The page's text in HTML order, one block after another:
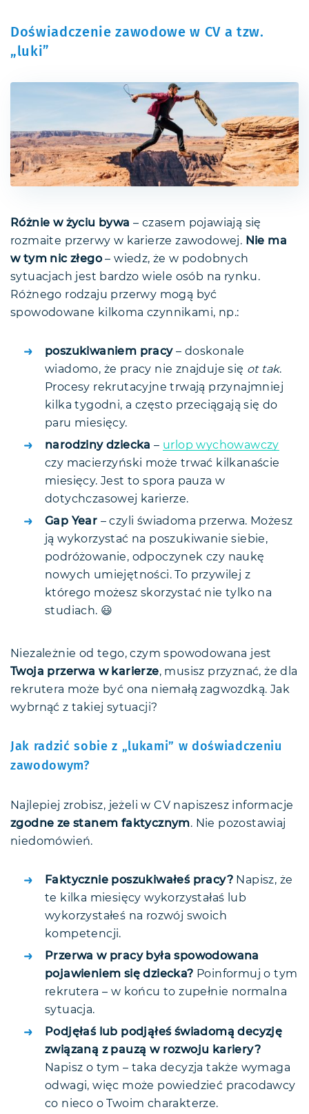
Doświadczenie zawodowe w CV a tzw.
„luki”
Różnie w życiu bywa – czasem pojawiają się
rozmaite przerwy w karierze zawodowej. Nie ma
w tym nic złego– wiedz, że w podobnych
sytuacjach jest bardzo wiele osób na rynku.
Różnego rodzaju przerwy mogą być
spowodowane kilkoma czynnikami, np.:
poszukiwaniem pracy– doskonale
wiadomo, że pracy nie znajduje się ot tak.
Procesy rekrutacyjne trwają przynajmniej
kilka tygodni, a często przeciągają się do
paru miesięcy.
narodziny dziecka– urlop wychowawczy
czy macierzyński może trwać kilkanaście
miesięcy. Jest to spora pauza w
dotychczasowej karierze.
Gap Year – czyli świadoma przerwa. Możesz
ją wykorzystać na poszukiwanie siebie,
podróżowanie, odpoczynek czy naukę
nowych umiejętności. To przywilej z
którego możesz skorzystać nie tylko na
studiach. 😃
Niezależnie od tego, czym spowodowana jest
Twoja przerwa w karierze, musisz przyznać, że dla
rekrutera może być ona niemałą zagwozdką. Jak
wybrnąć z takiej sytuacji?
Jak radzić sobie z „lukami” w doświadczeniu
zawodowym?
Najlepiej zrobisz, jeżeli w CV napiszesz informacje
zgodne ze stanem faktycznym. Nie pozostawiaj
niedomówień.
Faktycznie poszukiwałeś pracy? Napisz, że
te kilka miesięcy wykorzystałaś lub
wykorzystałeś na rozwój swoich
kompetencji.
Przerwa w pracy była spowodowana
pojawieniem się dziecka? Poinformuj o tym
rekrutera – w końcu to zupełnie normalna
sytuacja.
Podjęłaś lub podjąłeś świadomą decyzję
związaną z pauzą w rozwoju kariery?
Napisz o tym – taka decyzja także wymaga
odwagi, więc może powiedzieć pracodawcy
co nieco o Twoim charakterze.